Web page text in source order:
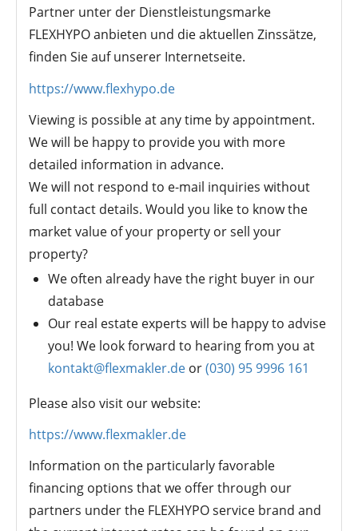
Partner unter der Dienstleistungsmarke
FLEXHYPO anbieten und die aktuellen Zinssätze,
finden Sie auf unserer Internetseite.
https://www.flexhypo.de
Viewing is possible at any time by appointment.
We will be happy to provide you with more
detailed information in advance.
We will not respond to e-mail inquiries without
full contact details. Would you like to know the
market value of your property or sell your
property?
We often already have the right buyer in our
database
Our real estate experts will be happy to advise
you! We look forward to hearing from you at
kontakt@flexmakler.de or(030) 95 9996 161
Please also visit our website:
https://www.flexmakler.de
Information on the particularly favorable
financing options that we offer through our
partners under the FLEXHYPO service brand and